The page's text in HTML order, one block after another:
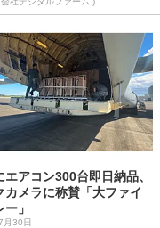
エアコン300台即日納品、
カメラに称賛「大ファイ
」
30日